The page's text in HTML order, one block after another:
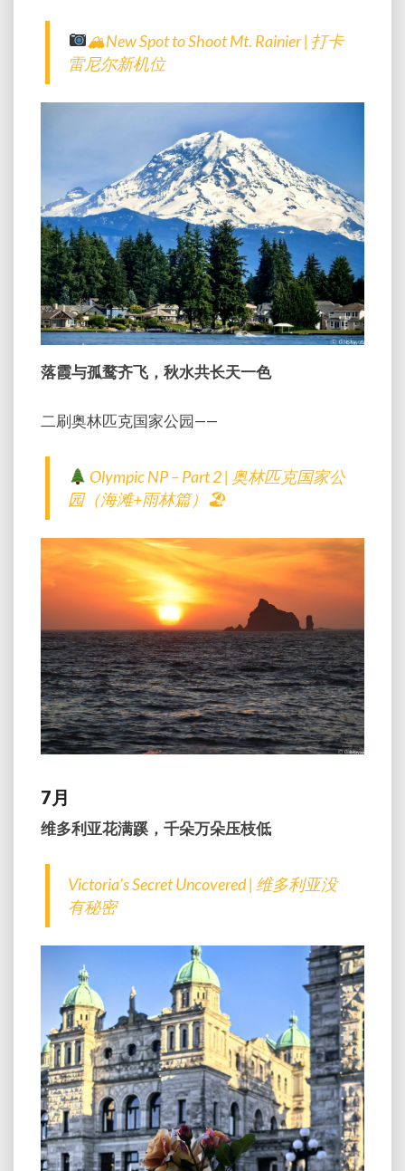
🏔New Spot to Shoot Mt. Rainier | 打卡
雷尼尔新机位
落霞与孤鹜齐飞，秋水共长天一色
二刷奥林匹克国家公园——
Olympic NP – Part 2 | 奥林匹克国家公
园（海滩+雨林篇）🏖
7月
维多利亚花满蹊，千朵万朵压枝低
Victoria’s Secret Uncovered | 维多利亚没
有秘密